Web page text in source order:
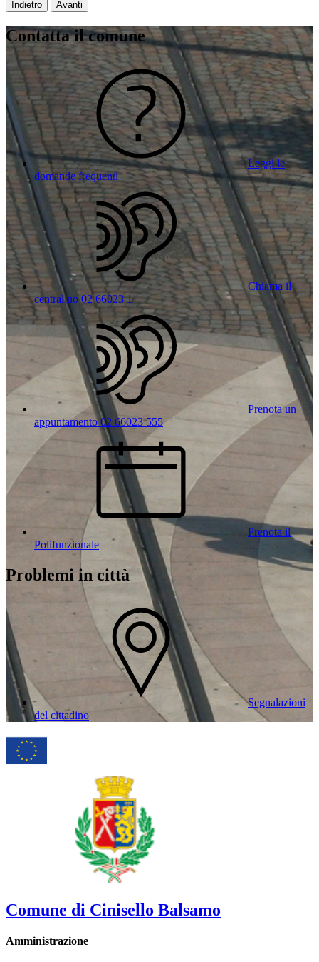
Indietro Avanti
Contatta il comune
Leggi le
domande frequenti
Chiama il
centralino 02 66023 1
Prenota un
appuntamento 02 66023 555
Prenota il
Polifunzionale
Problemi in città
Segnalazioni
del cittadino
Comune di Cinisello Balsamo
Amministrazione